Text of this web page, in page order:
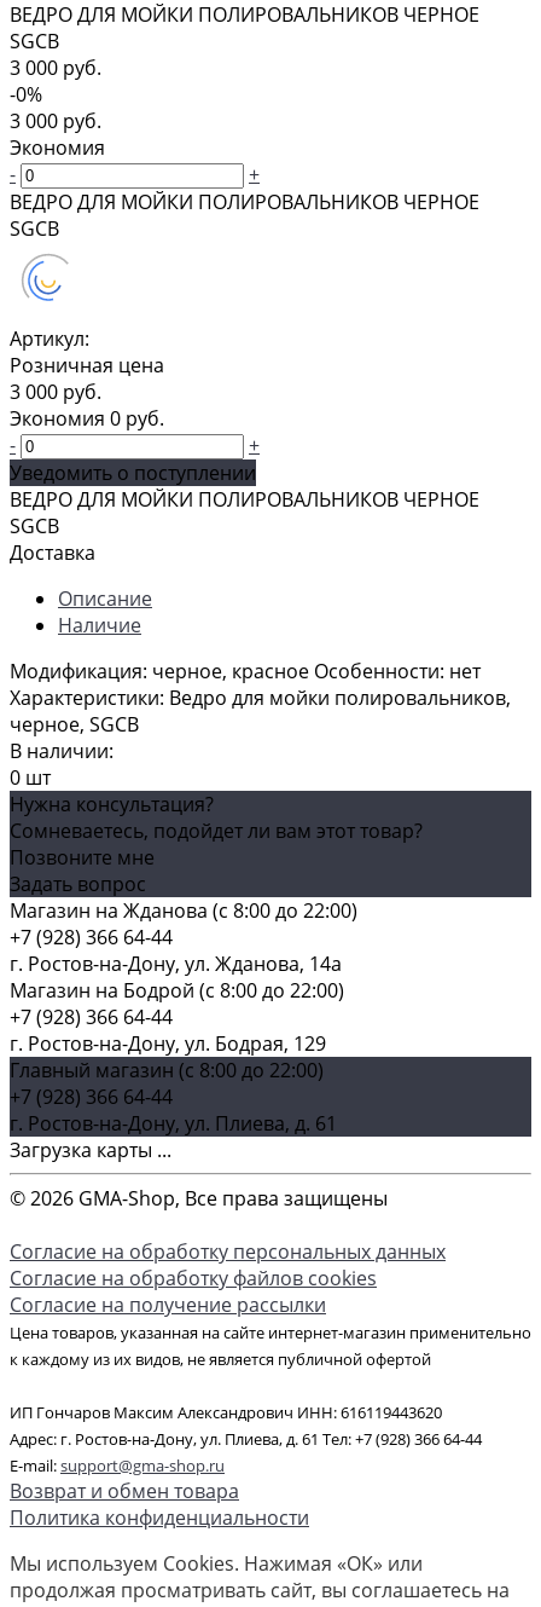
ВЕДРО ДЛЯ МОЙКИ ПОЛИРОВАЛЬНИКОВ ЧЕРНОЕ
SGCB
3 000 руб.
-0%
3 000 руб.
Экономия
-
+
ВЕДРО ДЛЯ МОЙКИ ПОЛИРОВАЛЬНИКОВ ЧЕРНОЕ
SGCB
Артикул:
Розничная цена
3 000 руб.
Экономия 0 руб.
-
+
Уведомить о поступлении
ВЕДРО ДЛЯ МОЙКИ ПОЛИРОВАЛЬНИКОВ ЧЕРНОЕ
SGCB
Доставка
Описание
Наличие
Модификация: черное, красное Особенности: нет
Характеристики: Ведро для мойки полировальников,
черное, SGCB
В наличии:
0 шт
Нужна консультация?
Сомневаетесь, подойдет ли вам этот товар?
Позвоните мне
Задать вопрос
Магазин на Жданова (c 8:00 до 22:00)
+7 (928) 366 64-44
г. Ростов-на-Дону, ул. Жданова, 14а
Магазин на Бодрой (c 8:00 до 22:00)
+7 (928) 366 64-44
г. Ростов-на-Дону, ул. Бодрая, 129
Главный магазин (c 8:00 до 22:00)
+7 (928) 366 64-44
г. Ростов-на-Дону, ул. Плиева, д. 61
Загрузка карты ...
© 2026 GMA-Shop, Все права защищены
Согласие на обработку персональных данных
Согласие на обработку файлов cookies
Согласие на получение рассылки
Цена товаров, указанная на сайте интернет-магазин применительно
к каждому из их видов, не является публичной офертой
ИП Гончаров Максим Александрович ИНН: 616119443620
Адрес: г. Ростов-на-Дону, ул. Плиева, д. 61 Тел: +7 (928) 366 64-44
E-mail:support@gma-shop.ru
Возврат и обмен товара
Политика конфиденциальности
Мы используем Cookies. Нажимая «ОК» или
продолжая просматривать сайт, вы соглашаетесь на